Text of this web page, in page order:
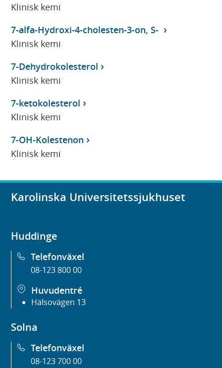
Klinisk kemi
7-alfa-Hydroxi-4-cholesten-3-on, S-
Klinisk kemi
7-Dehydrokolesterol
Klinisk kemi
7-ketokolesterol
Klinisk kemi
7-OH-Kolestenon
Klinisk kemi
Karolinska Universitetssjukhuset
Huddinge
Telefonväxel
08-123 800 00
Huvudentré
Hälsovägen 13
Solna
Telefonväxel
08-123 700 00